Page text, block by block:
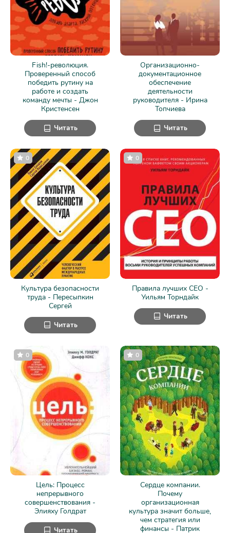
Fish!-революция.
Проверенный способ
победить рутину на
работе и создать
команду мечты - Джон
Кристенсен
Читать
Организационно-
документационное
обеспечение
деятельности
руководителя - Ирина
Топчиева
Читать
Культура безопасности
труда - Пересыпкин
Сергей
0
Читать
Правила лучших CEO -
Уильям Торндайк
0
Читать
Цель: Процесс
непрерывного
совершенствования -
Элияху Голдрат
0
Читать
Сердце компании.
Почему
организационная
культура значит больше,
чем стратегия или
финансы - Патрик
0